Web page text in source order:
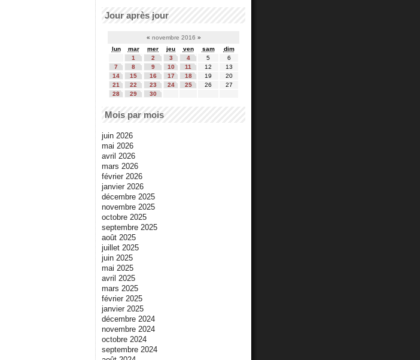
Jour après jour
« novembre 2016 »
lun
mar mer jeu ven sam
dim
1
2 3 4 5
6
7
8 9 10 11 12
13
14
15 16 17 18 19
20
21
22 23 24 25 26
27
28
29 30
Mois par mois
juin 2026
mai 2026
avril 2026
mars 2026
février 2026
janvier 2026
décembre 2025
novembre 2025
octobre 2025
septembre 2025
août 2025
juillet 2025
juin 2025
mai 2025
avril 2025
mars 2025
février 2025
janvier 2025
décembre 2024
novembre 2024
octobre 2024
septembre 2024